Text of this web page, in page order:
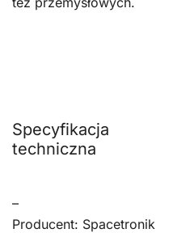
Specyfikacja
techniczna
–
Producent: Spacetronik